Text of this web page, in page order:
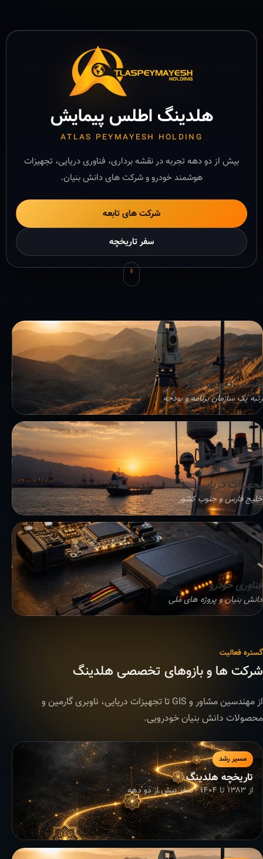
هلدینگ اطلس پیمایش
ATLAS PEYMAYESH HOLDING
بیش از دو دهه تجربه در نقشه برداری، فناوری دریایی، تجهیزات
هوشمند خودرو و شرکت های دانش بنیان.
شرکت های تابعه
سفر تاریخچه
نقشه برداری و GIS
رتبه یک سازمان برنامه و بودجه
تجهیزات دریایی
خلیج فارس و جنوب کشور
فناوری خودرو
دانش بنیان و پروژه های ملی
گستره فعالیت
شرکت ها و بازوهای تخصصی هلدینگ
از مهندسین مشاور و GIS تا تجهیزات دریایی، ناوبری گارمین و
محصولات دانش بنیان خودرویی.
مسیر رشد
تاریخچه هلدینگ
از ۱۳۸۳ تا ۱۴۰۴ - سفر بیش از دو دهه